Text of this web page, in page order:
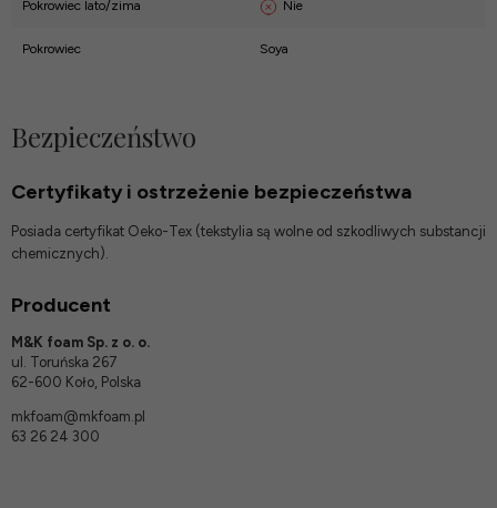
Pokrowiec lato/zima Nie
Pokrowiec Soya
Bezpieczeństwo
Certyfikaty i ostrzeżenie bezpieczeństwa
Posiada certyfikat Oeko-Tex (tekstylia są wolne od szkodliwych substancji
chemicznych).
Producent
M&K foam Sp. z o. o.
ul. Toruńska 267
62-600 Koło, Polska
mkfoam@mkfoam.pl
63 26 24 300